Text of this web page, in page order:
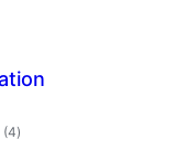
(4টা
মুঠ)